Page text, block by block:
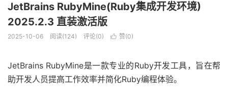
JetBrains RubyMine(Ruby集成开发环境)
2025.2.3 直装激活版
2025-10-06 阅读(124) 评论(0)  赞(0)
JetBrains RubyMine是一款专业的Ruby开发工具，旨在帮
助开发人员提高工作效率并简化Ruby编程体验。